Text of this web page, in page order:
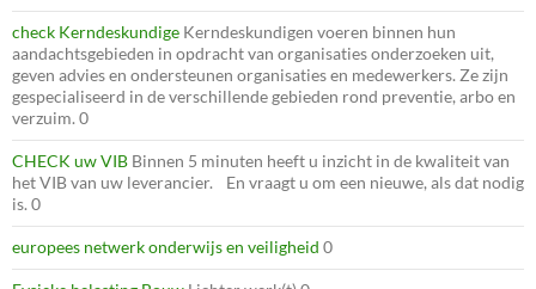
check Kerndeskundige Kerndeskundigen voeren binnen hun
aandachtsgebieden in opdracht van organisaties onderzoeken uit,
geven advies en ondersteunen organisaties en medewerkers. Ze zijn
gespecialiseerd in de verschillende gebieden rond preventie, arbo en
verzuim. 0
CHECK uw VIB Binnen 5 minuten heeft u inzicht in de kwaliteit van
het VIB van uw leverancier. En vraagt u om een nieuwe, als dat nodig
is. 0
europees netwerk onderwijs en veiligheid 0